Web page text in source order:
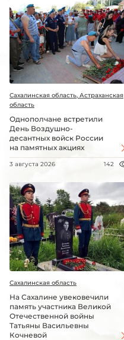
Сахалинская область, Астраханская
область
Однополчане встретили
День Воздушно-
десантных войск России
на памятных акциях
3 августа 2026 142
Сахалинская область
На Сахалине увековечили
память участника Великой
Отечественной войны
Татьяны Васильевны
Кочневой